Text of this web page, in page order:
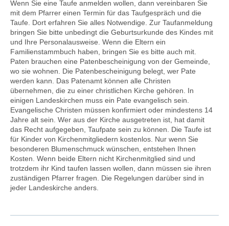
Wenn Sie eine Taufe anmelden wollen, dann vereinbaren Sie
mit dem Pfarrer einen Termin für das Taufgespräch und die
Taufe. Dort erfahren Sie alles Notwendige. Zur Taufanmeldung
bringen Sie bitte unbedingt die Geburtsurkunde des Kindes mit
und Ihre Personalausweise. Wenn die Eltern ein
Familienstammbuch haben, bringen Sie es bitte auch mit.
Paten brauchen eine Patenbescheinigung von der Gemeinde,
wo sie wohnen. Die Patenbescheinigung belegt, wer Pate
werden kann. Das Patenamt können alle Christen
übernehmen, die zu einer christlichen Kirche gehören. In
einigen Landeskirchen muss ein Pate evangelisch sein.
Evangelische Christen müssen konfirmiert oder mindestens 14
Jahre alt sein. Wer aus der Kirche ausgetreten ist, hat damit
das Recht aufgegeben, Taufpate sein zu können. Die Taufe ist
für Kinder von Kirchenmitgliedern kostenlos. Nur wenn Sie
besonderen Blumenschmuck wünschen, entstehen Ihnen
Kosten. Wenn beide Eltern nicht Kirchenmitglied sind und
trotzdem ihr Kind taufen lassen wollen, dann müssen sie ihren
zuständigen Pfarrer fragen. Die Regelungen darüber sind in
jeder Landeskirche anders.